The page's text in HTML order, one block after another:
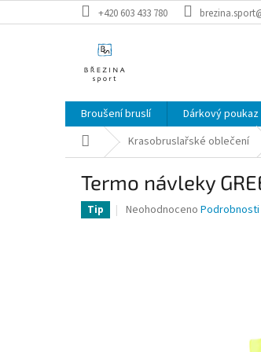
na
+420 603 433 780
Broušení bruslí Dárkový poukaz
Domů Krasobruslařské oblečení
Termo návleky
Tip
Průměrné
Neohodnoceno